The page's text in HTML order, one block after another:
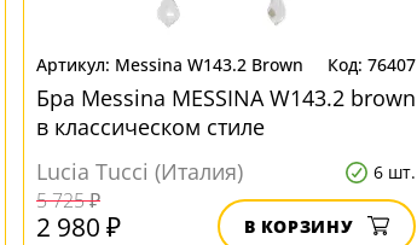
Messina W143.2 Brown 76407
Бра Messina MESSINA W143.2 brown
в классическом стиле
Lucia Tucci (Италия)
6 шт.
5 725 ₽
2 980 ₽ В КОРЗИНУ